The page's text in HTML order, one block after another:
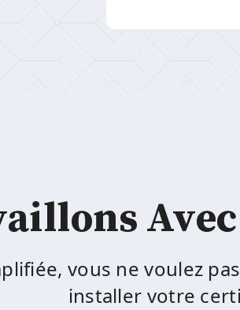
vous ne voulez
installer votre